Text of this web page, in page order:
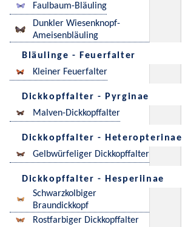
Faulbaum-Bläuling
Dunkler Wiesenknopf-
Ameisenbläuling
Bläulinge - Feuerfalter
Kleiner Feuerfalter
Dickkopffalter - Pyrginae
Malven-Dickkopffalter
Dickkopffalter - Heteropterinae
Gelbwürfeliger Dickkopffalter
Dickkopffalter - Hesperiinae
Schwarzkolbiger
Braundickkopf
Rostfarbiger Dickkopffalter